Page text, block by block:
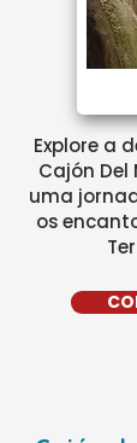
Explore a
Cajón Del
uma
os